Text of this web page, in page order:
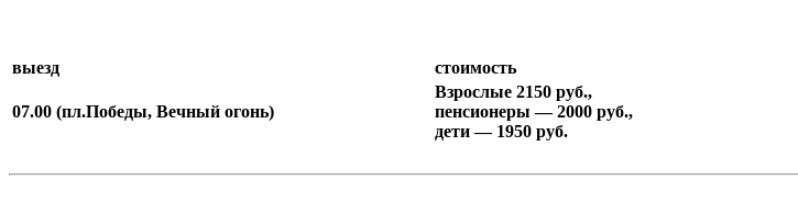
выезд стоимость
07.00 (пл.Победы, Вечный огонь)
Взрослые 2150 руб.,
пенсионеры — 2000 руб.,
дети — 1950 руб.